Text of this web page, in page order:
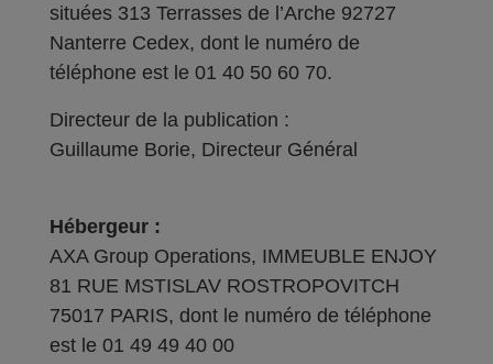
situées 313 Terrasses de l’Arche 92727
Nanterre Cedex, dont le numéro de
téléphone est le 01 40 50 60 70.
Directeur de la publication :
Guillaume Borie, Directeur Général
Hébergeur :
AXA Group Operations, IMMEUBLE ENJOY
81 RUE MSTISLAV ROSTROPOVITCH
75017 PARIS, dont le numéro de téléphone
est le 01 49 49 40 00